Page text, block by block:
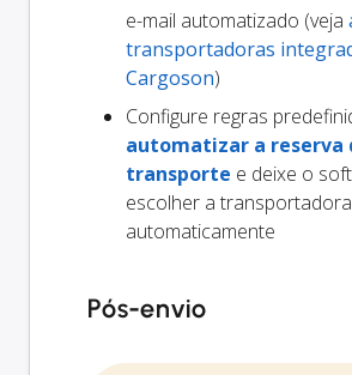
e-mail automatizado (veja
transportadoras
Cargoson)
Configure regras
automatizar a reserva
transporte e deixe o
escolher a transportadora
automaticamente
Pós-envio